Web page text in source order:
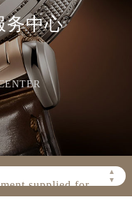
务中心
▲
▼
supplied for